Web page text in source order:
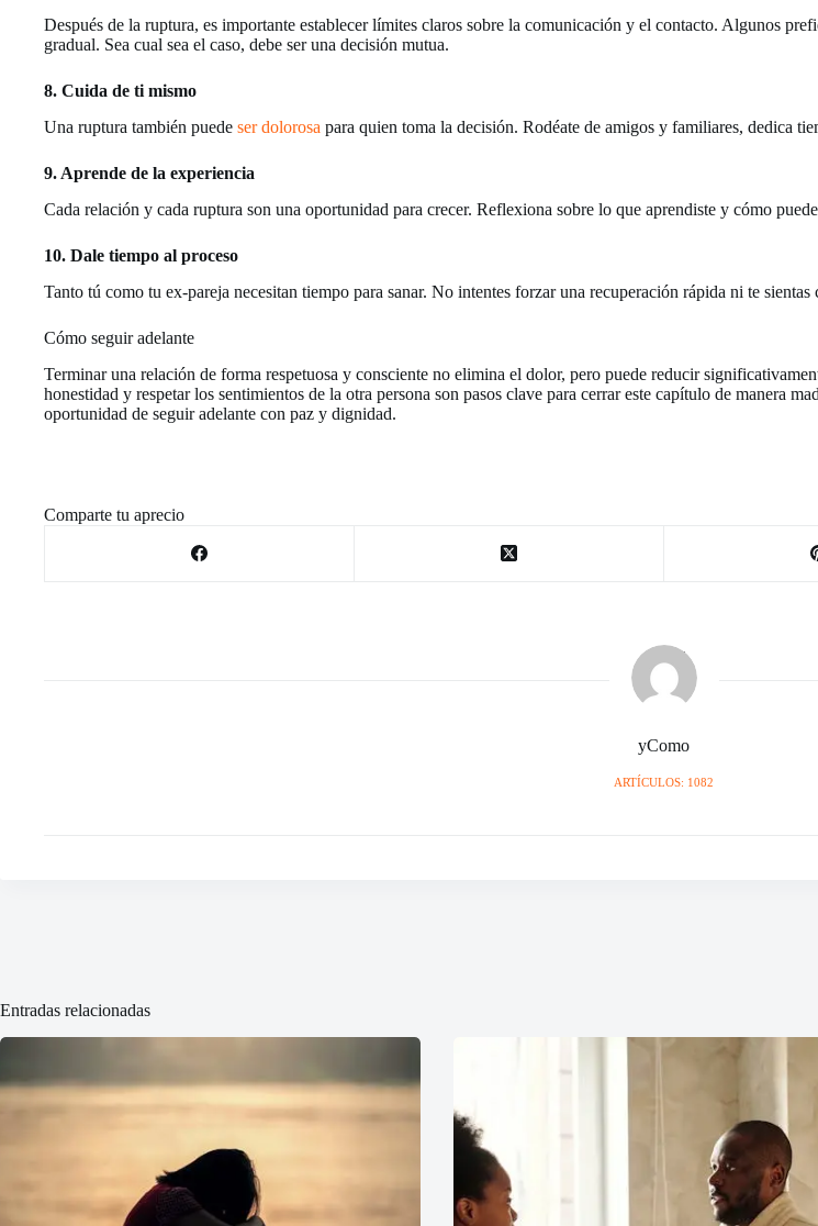
Después de la ruptura, es importante establecer límites claros sobre la comunicación y el contacto. Algunos
gradual. Sea cual sea el caso, debe ser una decisión mutua.
8. Cuida de ti mismo
Una ruptura también puede ser dolorosa para quien toma la decisión. Rodéate de amigos y familiares, dedica
9. Aprende de la experiencia
Cada relación y cada ruptura son una oportunidad para crecer. Reflexiona sobre lo que aprendiste y cómo
10. Dale tiempo al proceso
Tanto tú como tu ex-pareja necesitan tiempo para sanar. No intentes forzar una recuperación rápida ni te
Cómo seguir adelante
Terminar una relación de forma respetuosa y consciente no elimina el dolor, pero puede reducir
honestidad y respetar los sentimientos de la otra persona son pasos clave para cerrar este capítulo de manera
oportunidad de seguir adelante con paz y dignidad.
Comparte tu aprecio
yComo
ARTÍCULOS: 1082
Entradas relacionadas